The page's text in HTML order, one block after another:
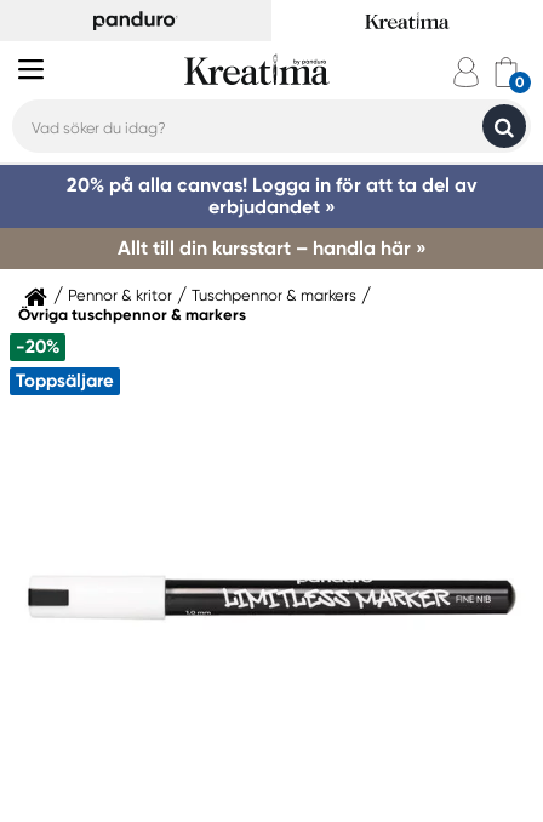
20% på alla canvas! Logga in för att ta del av
erbjudandet »
Allt till din kursstart – handla här »
Pennor & kritor
Tuschpennor & markers
Övriga tuschpennor & markers
-20%
Toppsäljare